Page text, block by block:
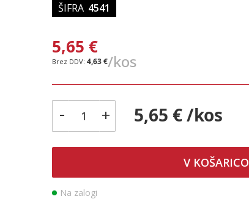
ŠIFRA 4541
5,65 €
4,63 €/kos
- + 5,65 € /kos
V KOŠARICO
Na zalogi